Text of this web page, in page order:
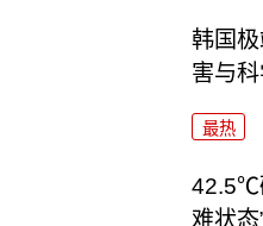
韩国
害与
最热
42.5℃
难状